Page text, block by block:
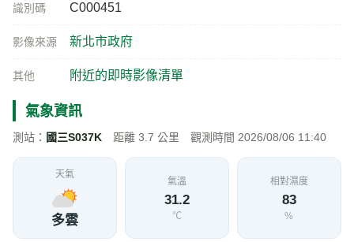
識別碼 C000451
影像來源 新北市政府
其他 附近的即時影像清單
氣象資訊
測站： 國三S037K 距離 3.7 公里 觀測時間 2026/08/06 11:40
天氣
多雲
氣溫
31.2
℃
相對濕度
83
%